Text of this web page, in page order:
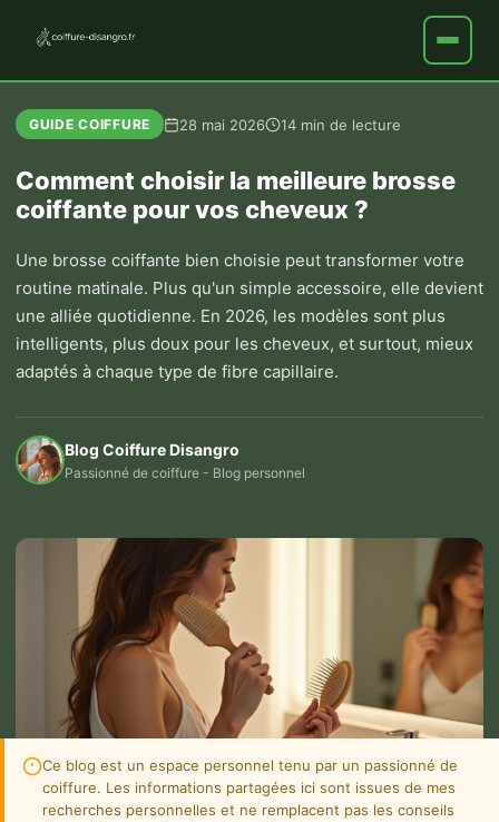
GUIDE COIFFURE 28 mai 2026 14 min de lecture
Comment choisir la meilleure brosse
coiffante pour vos cheveux ?
Une brosse coiffante bien choisie peut transformer votre
routine matinale. Plus qu'un simple accessoire, elle devient
une alliée quotidienne. En 2026, les modèles sont plus
intelligents, plus doux pour les cheveux, et surtout, mieux
adaptés à chaque type de fibre capillaire.
Blog Coiffure Disangro
Passionné de coiffure - Blog personnel
Ce blog est un espace personnel tenu par un passionné de
coiffure. Les informations partagées ici sont issues de mes
recherches personnelles et ne remplacent pas les conseils